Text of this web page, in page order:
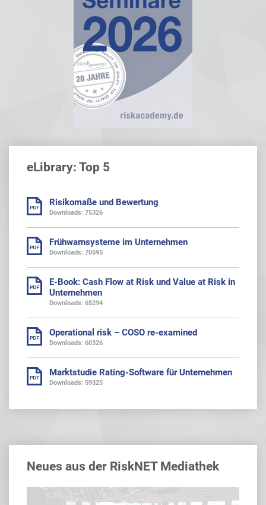
eLibrary: Top 5
Risikomaße und Bewertung
Downloads: 75326
Frühwarnsysteme im Unternehmen
Downloads: 70595
E-Book: Cash Flow at Risk und Value at Risk in
Unternehmen
Downloads: 65294
Operational risk – COSO re-examined
Downloads: 60326
Marktstudie Rating-Software für Unternehmen
Downloads: 59325
Neues aus der RiskNET Mediathek